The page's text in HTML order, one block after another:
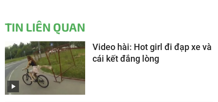
TIN LIÊN QUAN
Video hài: Hot girl đi đạp xe và
cái kết đắng lòng